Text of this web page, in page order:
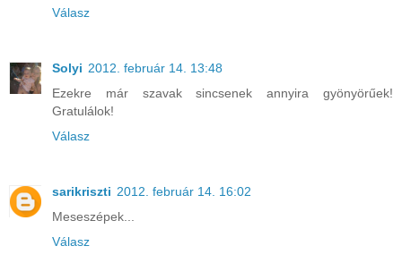
Válasz
Solyi 2012. február 14. 13:48
Ezekre már szavak sincsenek annyira gyönyörűek!
Gratulálok!
Válasz
sarikriszti 2012. február 14. 16:02
Meseszépek...
Válasz